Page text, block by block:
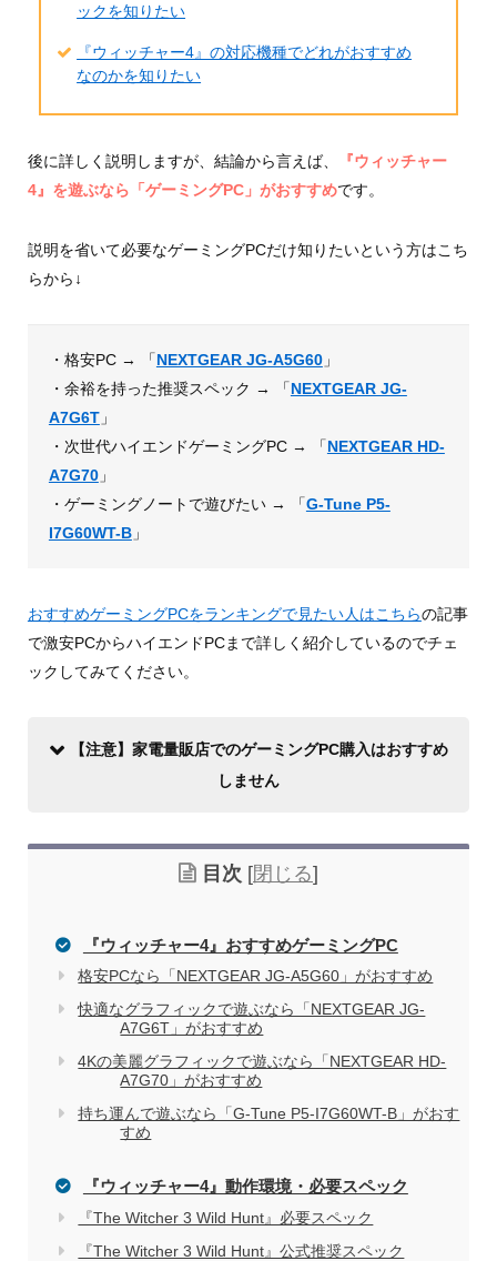
ックを知りたい
『ウィッチャー4』の対応機種でどれがおすすめ
なのかを知りたい
後に詳しく説明しますが、結論から言えば、
『ウィッチャー
4』を遊ぶなら「ゲーミングPC」がおすすめです。
説明を省いて必要なゲーミングPCだけ知りたいという方はこち
らから↓
・格安PC → 「NEXTGEAR JG-A5G60」
・余裕を持った推奨スペック → 「NEXTGEAR JG-
A7G6T」
・次世代ハイエンドゲーミングPC → 「NEXTGEAR HD-
A7G70」
・ゲーミングノートで遊びたい → 「G-Tune P5-
I7G60WT-B」
おすすめゲーミングPCをランキングで見たい人はこちらの記事
で激安PCからハイエンドPCまで詳しく紹介しているのでチェ
ックしてみてください。
【注意】家電量販店でのゲーミングPC購入はおすすめ
しません
家電量販店で買う際のデメリット
関連記事
電気屋や家電量販店でのパソコン購入を
おすすめしない理由
目次 [閉じる]
『ウィッチャー4』おすすめゲーミングPC
格安PCなら「NEXTGEAR JG-A5G60」がおすすめ
快適なグラフィックで遊ぶなら「NEXTGEAR JG-
A7G6T」がおすすめ
4Kの美麗グラフィックで遊ぶなら「NEXTGEAR HD-
A7G70」がおすすめ
持ち運んで遊ぶなら「G-Tune P5-I7G60WT-B」がおす
すめ
『ウィッチャー4』動作環境・必要スペック
『The Witcher 3 Wild Hunt』必要スペック
『The Witcher 3 Wild Hunt』公式推奨スペック